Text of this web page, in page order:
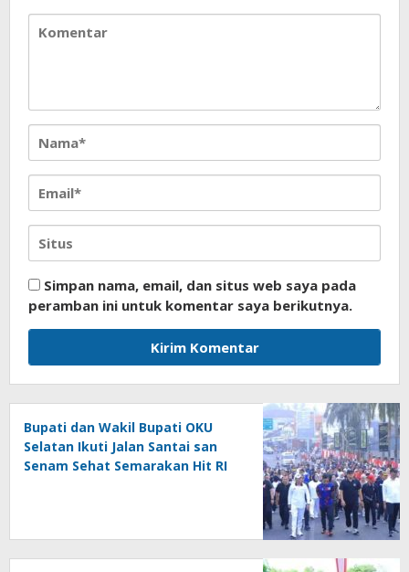
Simpan nama, email, dan situs web saya pada
peramban ini untuk komentar saya berikutnya.
Bupati dan Wakil Bupati OKU
Selatan Ikuti Jalan Santai san
Senam Sehat Semarakan Hit RI